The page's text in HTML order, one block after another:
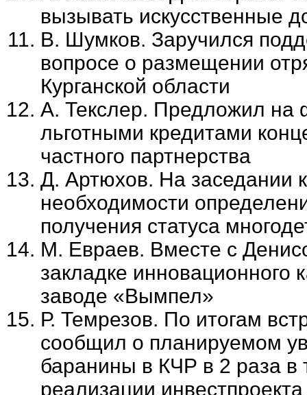
вызывать искусственные
В. Шумков. Заручился
вопросе о размещении
Курганской области
А. Текслер. Предложил на
льготными кредитами
частного партнерства
Д. Артюхов. На заседании
необходимости
получения статуса
М. Евраев. Вместе с
закладке инновационного
заводе «Вымпел»
Р. Темрезов. По итогам
сообщил о планируемом
баранины в КЧР в 2 раза в
реализации